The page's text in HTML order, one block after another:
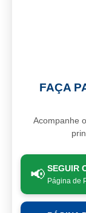
FAÇA
Acompanhe o
📢 SEGUIR
Página de